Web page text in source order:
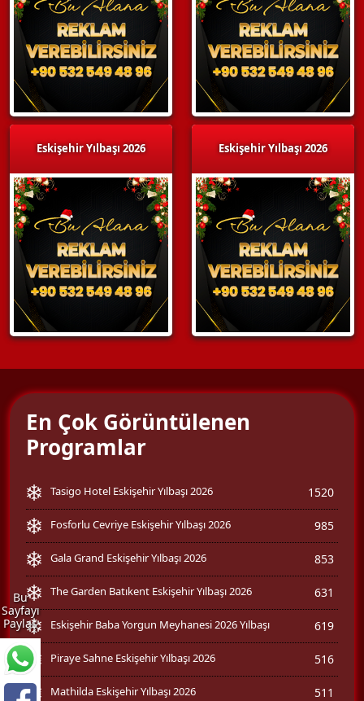
Eskişehir Yılbaşı 2026 Eskişehir Yılbaşı 2026
Bu
Sayfayı
Paylaş
En Çok Görüntülenen
Programlar
Tasigo Hotel Eskişehir Yılbaşı 2026 1520
Fosforlu Cevriye Eskişehir Yılbaşı 2026 985
Gala Grand Eskişehir Yılbaşı 2026 853
The Garden Batıkent Eskişehir Yılbaşı 2026 631
Eskişehir Baba Yorgun Meyhanesi 2026 Yılbaşı 619
Piraye Sahne Eskişehir Yılbaşı 2026 516
Mathilda Eskişehir Yılbaşı 2026 511